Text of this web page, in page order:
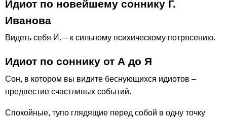
Идиот по новейшему соннику Г.
Иванова
Видеть себя И. – к сильному психическому потрясению.
Идиот по соннику от А до Я
Сон, в котором вы видите беснующихся идиотов –
предвестие счастливых событий.
Спокойные, тупо глядящие перед собой в одну точку